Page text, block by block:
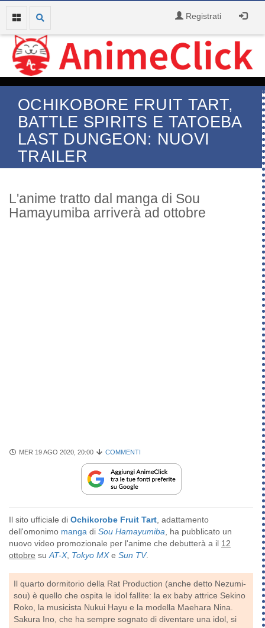
Registrati
OCHIKOBORE FRUIT TART,
BATTLE SPIRITS E TATOEBA
LAST DUNGEON: NUOVI
TRAILER
L'anime tratto dal manga di Sou
Hamayumiba arriverà ad ottobre
MER 19 AGO 2020, 20:00 COMMENTI
Il sito ufficiale di Ochikorobe Fruit Tart, adattamento
dell'omonimo manga di Sou Hamayumiba, ha pubblicato un
nuovo video promozionale per l'anime che debutterà a il 12
ottobre suAT-X, Tokyo MXe Sun TV.
Il quarto dormitorio della Rat Production (anche detto Nezumi-
sou) è quello che ospita le idol fallite: la ex baby attrice Sekino
Roko, la musicista Nukui Hayu e la modella Maehara Nina.
Sakura Ino, che ha sempre sognato di diventare una idol, si